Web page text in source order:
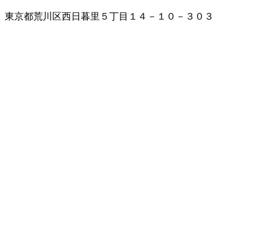
東京都荒川区西日暮里５丁目１４－１０－３０３